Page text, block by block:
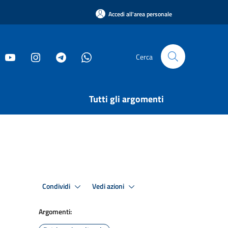
Accedi all'area personale
Cerca
Tutti gli argomenti
Condividi Vedi azioni
Argomenti: